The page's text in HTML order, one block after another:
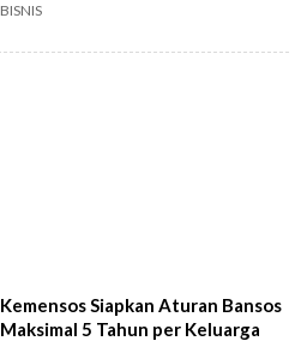
BISNIS
Kemensos Siapkan Aturan Bansos
Maksimal 5 Tahun per Keluarga